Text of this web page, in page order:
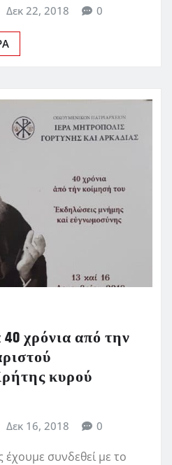
Δεκ 22, 2018 0
χρόνια από την
κυρού
Δεκ 16, 2018 0
συνδεθεί με το